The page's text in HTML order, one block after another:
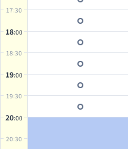
17:30
18:00
18:30
19:00
19:30
20:00
20:30